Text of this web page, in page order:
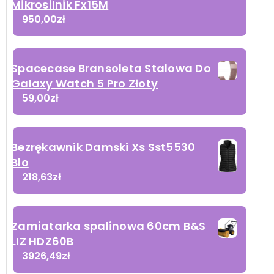
Mikrosilnik Fx15M
950,00zł
Spacecase Bransoleta Stalowa Do
Galaxy Watch 5 Pro Złoty
59,00zł
Bezrękawnik Damski Xs Sst5530
Blo
218,63zł
Zamiatarka spalinowa 60cm B&S
LIZ HDZ60B
3926,49zł